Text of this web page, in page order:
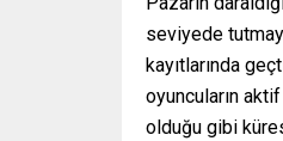
seviyede
kayıtlarında
oyuncuların
olduğu gibi